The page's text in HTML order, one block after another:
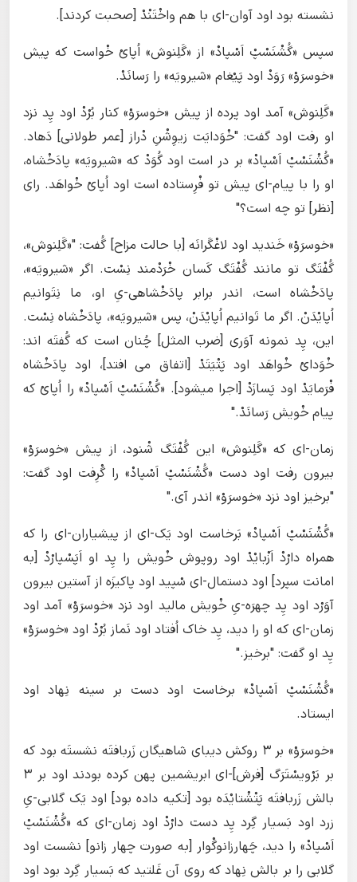
نشسته بود اود آوان-ای با هم واخْتَنْدْ [صحبت کردند].
سپس «گُشْنَسْپْ اَسْپادْ» از «گَلِنوش» اُپایْ خْواست که پیش
«خوسرَوْ» رَوَدْ اود پَیْغام «شیرویَه» را رَسانَدْ.
«گَلِنوش» آمد اود پرده از پیش «خوسرَوْ» کنار بُرْدْ اود پِد نزد
او رفت اود گفت: "خْوَدایَت زیوِشْنِ دْراز [عمر طولانی] دَهاد.
«گُشْنَسْپْ اَسْپادْ» بر در است اود گُوَدْ که «شیرویَه» پادَخْشاه،
او را با پیام-ای پیش تو فْرِستاده است اود اُپایْ خْواهَد. رای
[نظر] تو چه است؟"
«خوسرَوْ» خَندید اود لاغْگَرانَه [با حالت مزاح] گُفت: "«گَلِنوش»،
گُفْتَگ تو مانند گُفْتَگ کَسان خْرَدْمند نِسْت. اگر «شیرویَه»،
پادَخْشاه است، اندر برابر پادَخْشاهی-یِ او، ما نِتَوانیم
اُپایْدَنْ. اگر ما تَوانیم اُپایْدَنْ، پس «شیرویَه»، پادَخْشاه نِسْت.
این، پِد نمونه آوَری [ضرب المثل] چُنان است که گُفتَه‌ اند:
خْوَدایْ خْواهَد اود پَتْیَتَدْ [اتفاق می افتد]، اود پادَخْشاه
فْرَمایَدْ اود پَسازَدْ [اجرا میشود]. «گُشْنَسْپْ اَسْپادْ» را اُپایْ که
پیام خْویش رَسانَدْ."
زمان-ای که «گَلِنوش» این گُفْتَگ شْنود، از پیش «خوسرَوْ»
بیرون رفت اود دست «گُشْنَسْپْ اَسْپادْ» را گْرِفت اود گفت:
"برخیز اود نزد «خوسرَوْ» اندر آی."
«گُشْنَسْپْ اَسْپادْ» بَرخاست اود یَک-ای از پیشیاران-ای را که
همراه دارْدْ اَزْبایْدْ اود روپوش خْویش را پِد او اَپَسْپارْدْ [به
امانت سپرد] اود دستمال-ای سْپید اود پاکیزَه ‌از آستین بیرون
آوَرْد اود پِد چهرَه-یِ خْویش مالید اود نزد «خوسرَوْ» آمد اود
زمان-ای که او را دید، پِد خاک اُفتاد اود نَماز بُرْدْ اود «خوسرَوْ»
پِد او گفت: "برخیز."
«گُشْنَسْپْ اَسْپادْ» برخاست اود دست بر سینه نِهاد اود
ایستاد.
«خوسرَوْ» بر ۳ روکش دیبای شاهیگان زَربافتَه نشستَه بود که
بر بَرْویسْتَرَگ [فرش]-ای ابریشمین پهن کرده بودند اود بر ۳
بالش زَربافتَه پَتْشْتایْدَه بود [تکیه داده بود] اود یَک گلابی-یِ
زرد اود بَسیار گِرد پِد دست دارْدْ اود زمان-ای که «گُشْنَسْپْ
اَسْپادْ» را دید، چَهارزانوگْوار [به صورت چهار زانو] نشست اود
گلابی را بر بالش نِهاد که روی آن غَلتید که بَسیار گِرد بود اود